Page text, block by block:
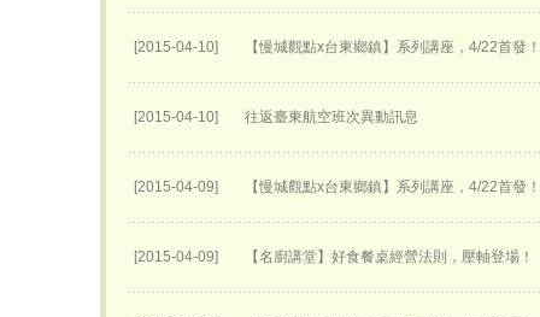
[2015-04-10] 【慢城觀點x台東鄉鎮】系列講座，4/22首發
[2015-04-10] 往返臺東航空班次異動訊息
[2015-04-09] 【慢城觀點x台東鄉鎮】系列講座，4/22首發
[2015-04-09] 【名廚講堂】好食餐桌經營法則，壓軸登場！